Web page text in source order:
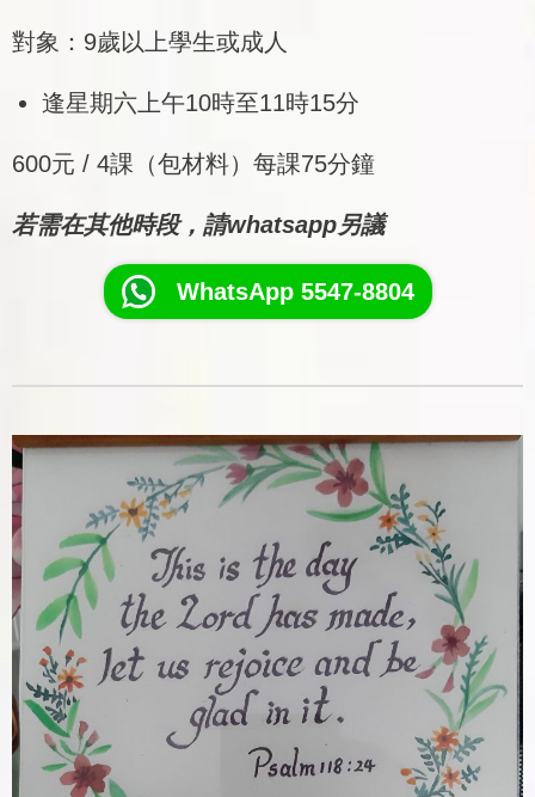
對象：9歲以上學生或成人
逢星期六上午10時至11時15分
600元 / 4課（包材料）每課75分鐘
若需在其他時段，請whatsapp另議
WhatsApp 5547-8804